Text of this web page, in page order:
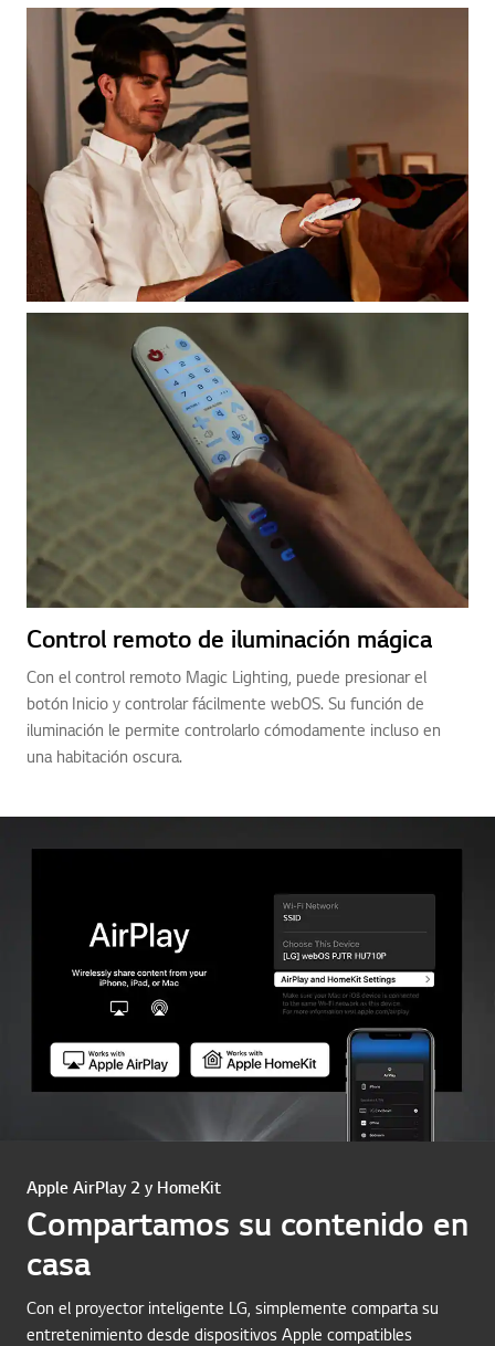
Control remoto de iluminación mágica
Con el control remoto Magic Lighting, puede presionar el
botón Inicio y controlar fácilmente webOS. Su función de
iluminación le permite controlarlo cómodamente incluso en
una habitación oscura.
Apple AirPlay 2 y HomeKit
Compartamos su contenido en
casa
Con el proyector inteligente LG, simplemente comparta su
entretenimiento desde dispositivos Apple compatibles